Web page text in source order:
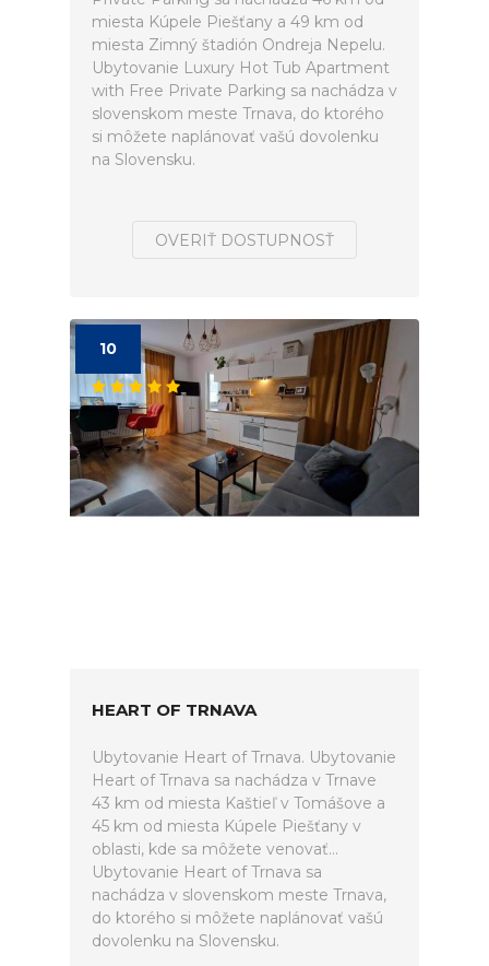
miesta Kúpele Piešťany a 49 km od
miesta Zimný štadión Ondreja Nepelu.
Ubytovanie Luxury Hot Tub Apartment
with Free Private Parking sa nachádza v
slovenskom meste Trnava, do ktorého
si môžete naplánovať vašú dovolenku
na Slovensku.
OVERIŤ DOSTUPNOSŤ
10
HEART OF TRNAVA
Ubytovanie Heart of Trnava. Ubytovanie
Heart of Trnava sa nachádza v Trnave
43 km od miesta Kaštieľ v Tomášove a
45 km od miesta Kúpele Piešťany v
oblasti, kde sa môžete venovať...
Ubytovanie Heart of Trnava sa
nachádza v slovenskom meste Trnava,
do ktorého si môžete naplánovať vašú
dovolenku na Slovensku.